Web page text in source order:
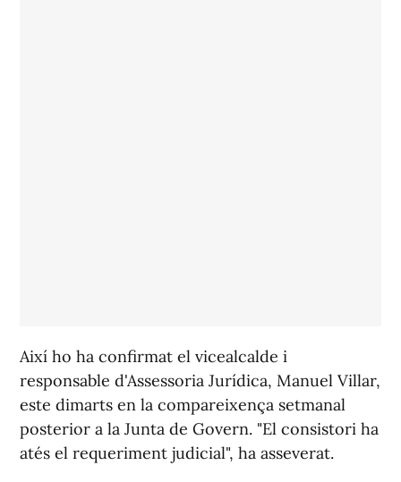
Així ho ha confirmat el vicealcalde i
responsable d'Assessoria Jurídica, Manuel Villar,
este dimarts en la compareixença setmanal
posterior a la Junta de Govern. "El consistori ha
atés el requeriment judicial", ha asseverat.